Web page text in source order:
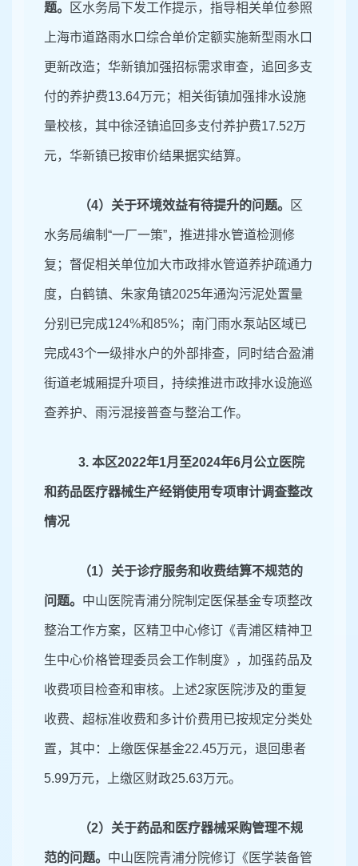
题。 区水务局下发工作提示，指导相关单位参照
上海市道路雨水口综合单价定额实施新型雨水口
更新改造；华新镇加强招标需求审查，追回多支
付的养护费13.64万元；相关街镇加强排水设施
量校核，其中徐泾镇追回多支付养护费17.52万
元，华新镇已按审价结果据实结算。
（4）关于环境效益有待提升的问题。 区
水务局编制 “一厂一策”，推进排水管道检测修
复；督促相关单位加大市政排水管道养护疏通力
度，白鹤镇、朱家角镇2025年通沟污泥处置量
分别已完成124%和85%；南门雨水泵站区域已
完成43个一级排水户的外部排查，同时结合盈浦
街道老城厢提升项目，持续推进市政排水设施巡
查养护、雨污混接普查与整治工作。
3. 本区2022年1月至2024年6月公立医院
和药品医疗器械生产经销使用专项审计调查整改
情况
（1）关于诊疗服务和收费结算不规范的
问题。 中山医院青浦分院制定医保基金专项整改
整治工作方案，区精卫中心修订《青浦区精神卫
生中心价格管理委员会工作制度》，加强药品及
收费项目检查和审核。上述2家医院涉及的重复
收费、超标准收费和多计价费用已按规定分类处
置，其中：上缴医保基金22.45万元， 退 回患者
5.99万元， 上缴区财政25.63万元。
（2）关于药品和医疗器械采购管理不规
范的问题。 中山医院青浦分院修订《医学装备管